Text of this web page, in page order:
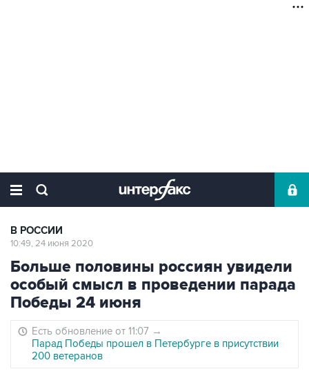
В РОССИИ
10:49, 24 июня 2020
Больше половины россиян увидели
особый смысл в проведении парада
Победы 24 июня
Есть обновление от 11:07 →
Парад Победы прошел в Петербурге в присутствии
200 ветеранов